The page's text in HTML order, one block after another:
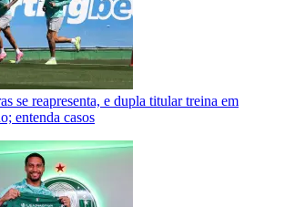
se reapresenta, e dupla titular treina em
entenda casos